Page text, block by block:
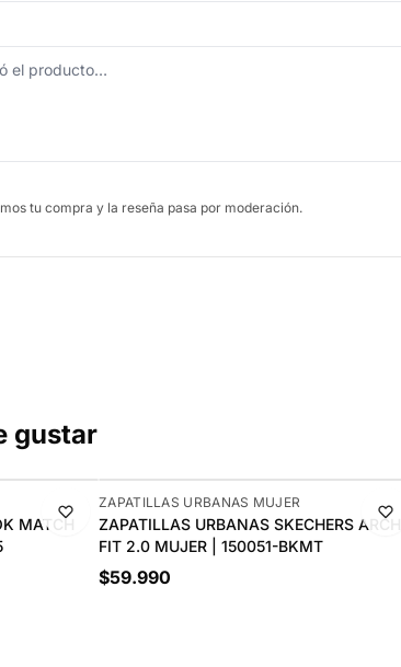
tu compra y la reseña pasa por moderación.
gustar
MATCH
ZAPATILLAS URBANAS MUJER
ZAPATILLAS URBANAS SKECHERS ARCH
FIT 2.0 MUJER | 150051-BKMT
$59.990